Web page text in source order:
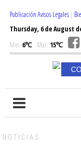
Publicación Avisos Legales |
Thursday, 6 de August
Min: 6℃ Max: 15℃
NOTICIAS